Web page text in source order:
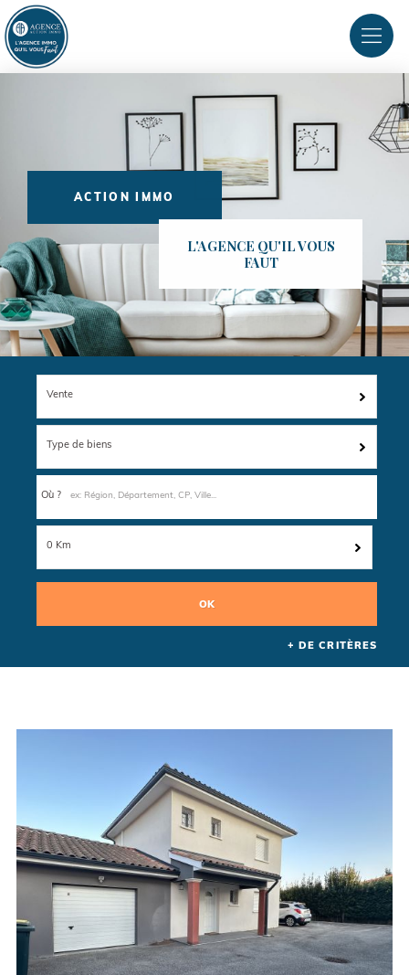
ACTION IMMO
L'AGENCE QU'IL VOUS
FAUT
Vente
Type de biens
Où ?
0 Km
+ DE CRITÈRES